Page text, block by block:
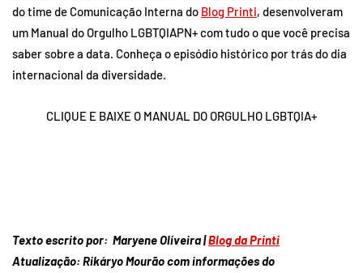
do time de Comunicação Interna do Blog Printi, desenvolveram
um Manual do Orgulho LGBTQIAPN+ com tudo o que você precisa
saber sobre a data. Conheça o episódio histórico por trás do dia
internacional da diversidade.
CLIQUE E BAIXE O MANUAL DO ORGULHO LGBTQIA+
Texto escrito por: Maryene Oliveira |Blog da Printi
Atualização: Rikáryo Mourão com informações do